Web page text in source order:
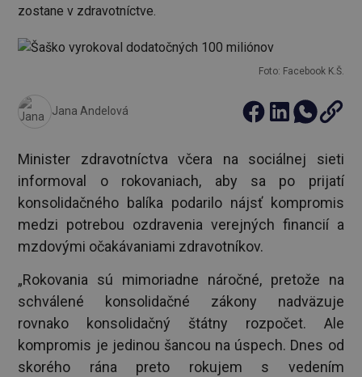
zostane v zdravotníctve.
Foto: Facebook K.Š.
Jana Andelová
Minister zdravotníctva včera na sociálnej sieti
informoval o rokovaniach, aby sa po prijatí
konsolidačného balíka podarilo nájsť kompromis
medzi potrebou ozdravenia verejných financií a
mzdovými očakávaniami zdravotníkov.
„Rokovania sú mimoriadne náročné, pretože na
schválené konsolidačné zákony nadväzuje
rovnako konsolidačný štátny rozpočet. Ale
kompromis je jedinou šancou na úspech. Dnes od
skorého rána preto rokujem s vedením